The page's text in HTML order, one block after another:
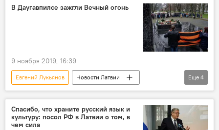
Андрей Элксниньш
Алексей Васильев
В Даугавпилсе зажгли Вечный огонь
9 ноября 2019, 16:39
Евгений Лукьянов
Новости Латвии
Вечный огонь
Латвия
Даугавпилс
Андрей Элксниньш
Еще 4
Спасибо, что храните русский язык и
культуру: посол РФ в Латвии о том, в
чем сила